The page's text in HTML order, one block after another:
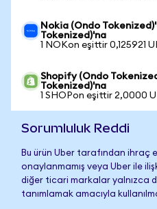
Nokia (Ondo
Tokenized)'na
1 NOKon eşittir 0,125921
Shopify (Ondo
Tokenized)'na
1 SHOPon eşittir 2,0000
Sorumluluk Reddi
Bu ürün Uber tarafından ihraç
onaylanmamış veya Uber ile
diğer ticari markalar yalnızca
tanımlamak amacıyla